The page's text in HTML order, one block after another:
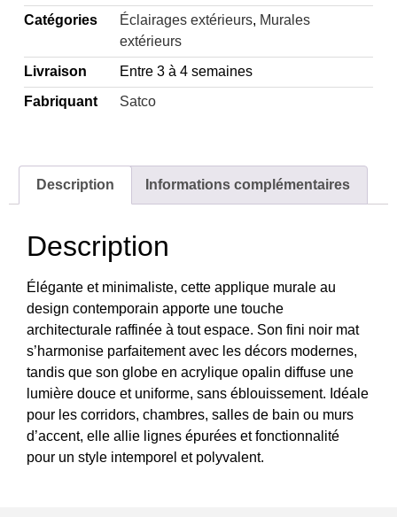
Catégories
Éclairages extérieurs, Murales
extérieurs
Livraison
Entre 3 à 4 semaines
Fabriquant
Satco
Description Informations complémentaires
Description
Élégante et minimaliste, cette applique murale au
design contemporain apporte une touche
architecturale raffinée à tout espace. Son fini noir mat
s’harmonise parfaitement avec les décors modernes,
tandis que son globe en acrylique opalin diffuse une
lumière douce et uniforme, sans éblouissement. Idéale
pour les corridors, chambres, salles de bain ou murs
d’accent, elle allie lignes épurées et fonctionnalité
pour un style intemporel et polyvalent.